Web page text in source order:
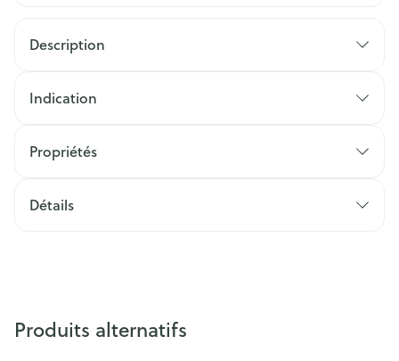
Description
Indication
Propriétés
Détails
Produits alternatifs